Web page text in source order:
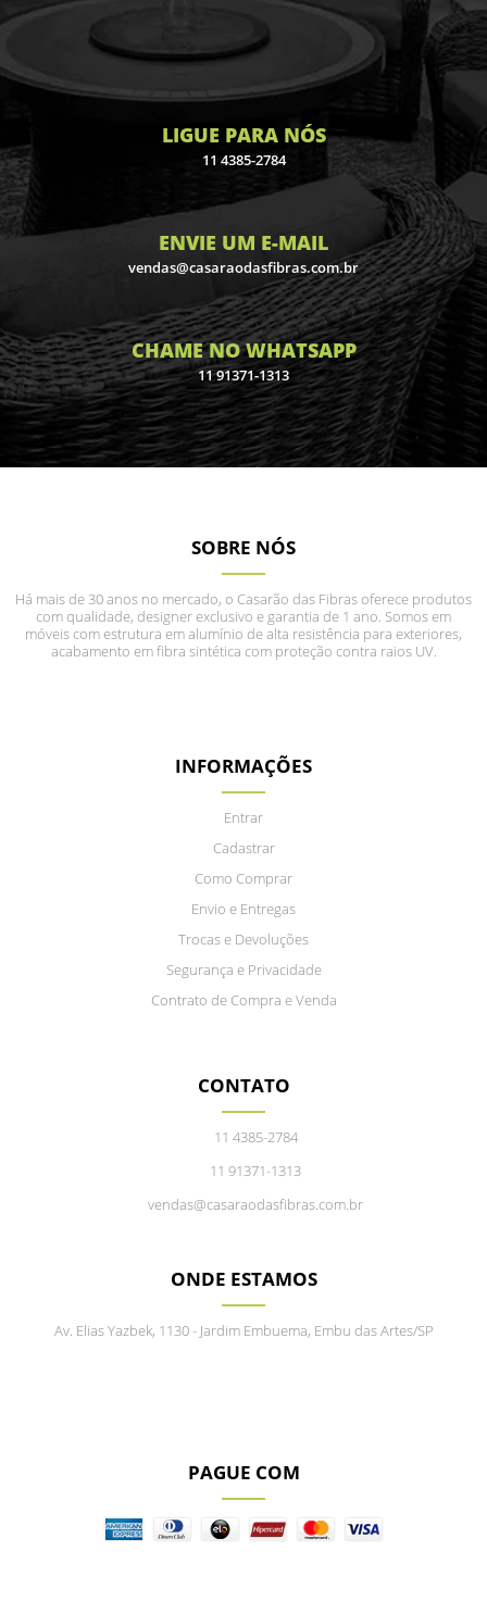
LIGUE PARA NÓS
11 4385-2784
ENVIE UM E-MAIL
vendas@casaraodasfibras.com.br
CHAME NO WHATSAPP
11 91371-1313
SOBRE NÓS
Há mais de 30 anos no mercado, o Casarão das Fibras oferece produtos
com qualidade, designer exclusivo e garantia de 1 ano. Somos em
móveis com estrutura em alumínio de alta resistência para exteriores,
acabamento em fibra sintética com proteção contra raios UV.
INFORMAÇÕES
Entrar
Cadastrar
Como Comprar
Envio e Entregas
Trocas e Devoluções
Segurança e Privacidade
Contrato de Compra e Venda
CONTATO
11 4385-2784
11 91371-1313
vendas@casaraodasfibras.com.br
ONDE ESTAMOS
Av. Elias Yazbek, 1130 - Jardim Embuema, Embu das Artes/SP
PAGUE COM